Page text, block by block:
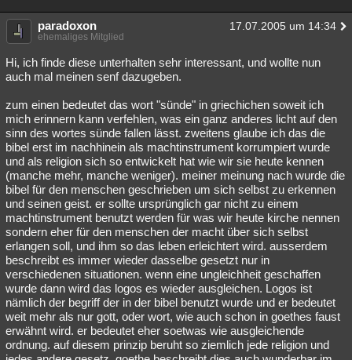
paradoxon 17.07.2005 um 14:34
ehemaliges Mitglied
Hi, ich finde diese unterhalten sehr interessant, und wollte nun
auch mal meinen senf dazugeben.
zum einen bedeutet das wort "sünde" in griechichen soweit ich
mich erinnern kann verfehlen, was ein ganz anderes licht auf den
sinn des wortes sünde fallen lässt. zweitens glaube ich das die
bibel erst im nachhinein als machtinstrument korrumpiert wurde
und als religion sich so entwickelt hat wie wir sie heute kennen
(manche mehr, manche weniger). meiner meinung nach wurde die
bibel für den menschen geschrieben um sich selbst zu erkennen
und seinen geist. er sollte ursprünglich gar nicht zu einem
machtinstrument benutzt werden für was wir heute kirche nennen
sondern eher für den menschen der macht über sich selbst
erlangen soll, und ihm so das leben erleichtert wird. ausserdem
beschreibt es immer wieder dasselbe gesetzt nur in
verschiedenen situationen. wenn eine ungleichheit geschaffen
wurde dann wird das logos es wieder ausgleichen. Logos ist
nämlich der begriff der in der bibel benutzt wurde und er bedeutet
weit mehr als nur gott, oder wort, wie auch schon in goethes faust
erwähnt wird. er bedeutet eher soetwas wie ausgleichende
ordnung. auf diesem prinzip beruht so ziemlich jede religion und